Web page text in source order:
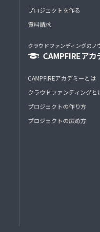
プロジェクトを作る
資料請求
クラウドファンディングのノ
CAMPFIREアカ
CAMPFIREアカデミーとは
クラウドファンディングと
プロジェクトの作り方
プロジェクトの広め方